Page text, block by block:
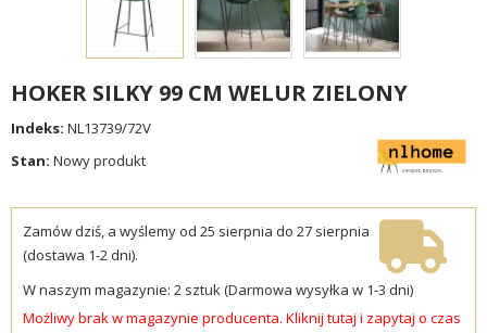
HOKER SILKY 99 CM WELUR ZIELONY
Indeks: NL13739/72V
Stan: Nowy produkt
Zamów dziś, a wyślemy od 25 sierpnia do 27 sierpnia
(dostawa 1-2 dni).
W naszym magazynie: 2 sztuk (Darmowa wysyłka w 1-3 dni)
Możliwy brak w magazynie producenta. Kliknij tutaj i zapytaj o czas